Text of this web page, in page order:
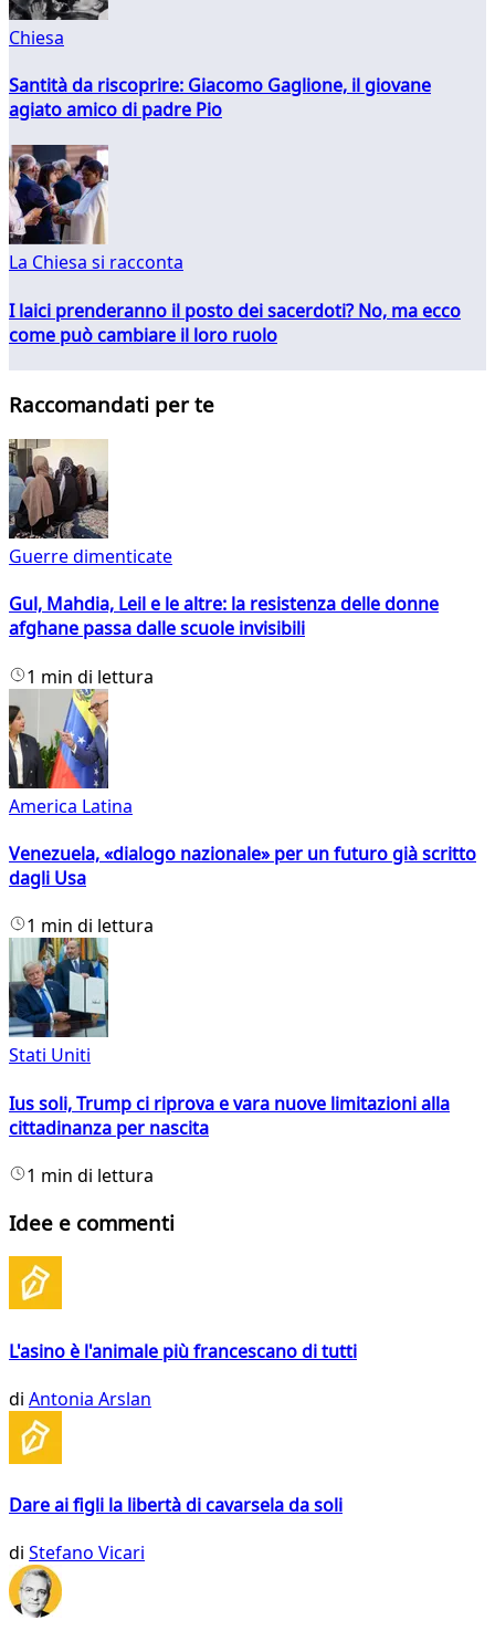
Chiesa
Santità da riscoprire: Giacomo Gaglione, il giovane
agiato amico di padre Pio
La Chiesa si racconta
I laici prenderanno il posto dei sacerdoti? No, ma ecco
come può cambiare il loro ruolo
Raccomandati per te
Guerre dimenticate
Gul, Mahdia, Leil e le altre: la resistenza delle donne
afghane passa dalle scuole invisibili
1 min di lettura
America Latina
Venezuela, «dialogo nazionale» per un futuro già scritto
dagli Usa
1 min di lettura
Stati Uniti
Ius soli, Trump ci riprova e vara nuove limitazioni alla
cittadinanza per nascita
1 min di lettura
Idee e commenti
L'asino è l'animale più francescano di tutti
di Antonia Arslan
Dare ai figli la libertà di cavarsela da soli
di Stefano Vicari